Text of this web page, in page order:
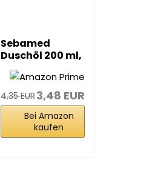
Sebamed
Duschöl 200 ml,
Duschöl für
Damen und...
4,35 EUR3,48 EUR
Bei Amazon
kaufen